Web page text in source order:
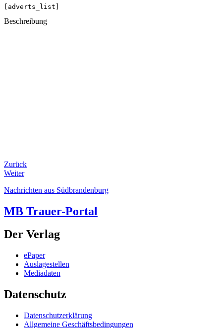
[adverts_list]
Beschreibung
Zurück
Weiter
Nachrichten aus Südbrandenburg
MB Trauer-Portal
Der Verlag
ePaper
Auslagestellen
Mediadaten
Datenschutz
Datenschutzerklärung
Allgemeine Geschäftsbedingungen